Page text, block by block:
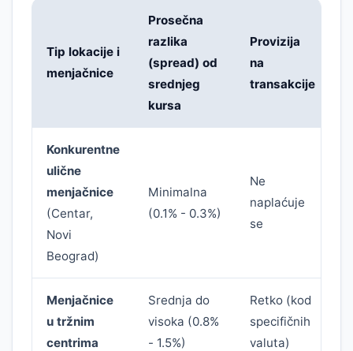
Tip lokacije i
menjačnice
Prosečna
razlika
(spread) od
srednjeg
kursa
Provizija
na
transakcije
Konkurentne
ulične
menjačnice
(Centar,
Novi
Beograd)
Minimalna
(0.1% - 0.3%)
Ne
naplaćuje
se
Menjačnice
u tržnim
centrima
Srednja do
visoka (0.8%
- 1.5%)
Retko (kod
specifičnih
valuta)